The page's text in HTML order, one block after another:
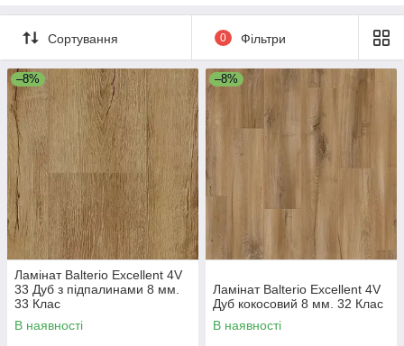
Сортування 0 Фільтри
–8%
Ламінат Balterio Excellent 4V
33 Дуб з підпалинами 8 мм.
33 Клас
В наявності
–8%
Ламінат Balterio Excellent 4V
Дуб кокосовий 8 мм. 32 Клас
В наявності